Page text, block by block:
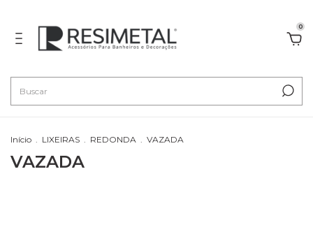
0
Início . LIXEIRAS . REDONDA . VAZADA
VAZADA